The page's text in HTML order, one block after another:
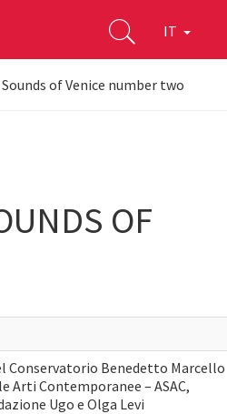
IT
of Venice number two
OF
Conservatorio Benedetto Marcello
Arti Contemporanee – ASAC,
Ugo e Olga Levi